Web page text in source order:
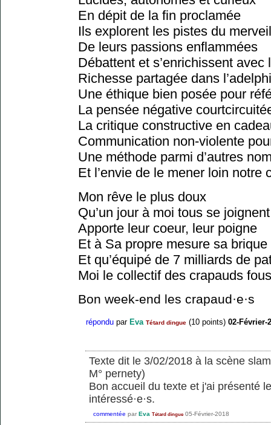
En dépit de la fin proclamée
Ils explorent les pistes du
De leurs passions enflammées
Débattent et s’enrichissent avec
Richesse partagée dans
Une éthique bien posée pour
La pensée négative
La critique constructive en
Communication non-violente
Une méthode parmi d’autres
Et l’envie de le mener loin notre
Mon rêve le plus doux
Qu’un jour à moi tous se joignent
Apporte leur coeur, leur poigne
Et à Sa propre mesure sa
Et qu’équipé de 7 milliards de
Moi le collectif des crapauds fous
Bon week-end les crapaud·e·s
répondu par Eva Tétard dingue (10 points) 02-Février-
Texte dit le 3/02/2018 à la scène
M° pernety)
Bon accueil du texte et j'ai présenté
intéressé·e·s.
commentée par Eva Tétard dingue 05-Février-2018